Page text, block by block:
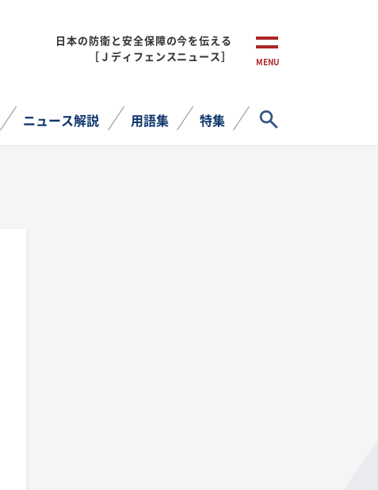
日本の防衛と安全保障の今を伝える
［Ｊディフェンスニュース］
MENU
ニュース解説 用語集 特集